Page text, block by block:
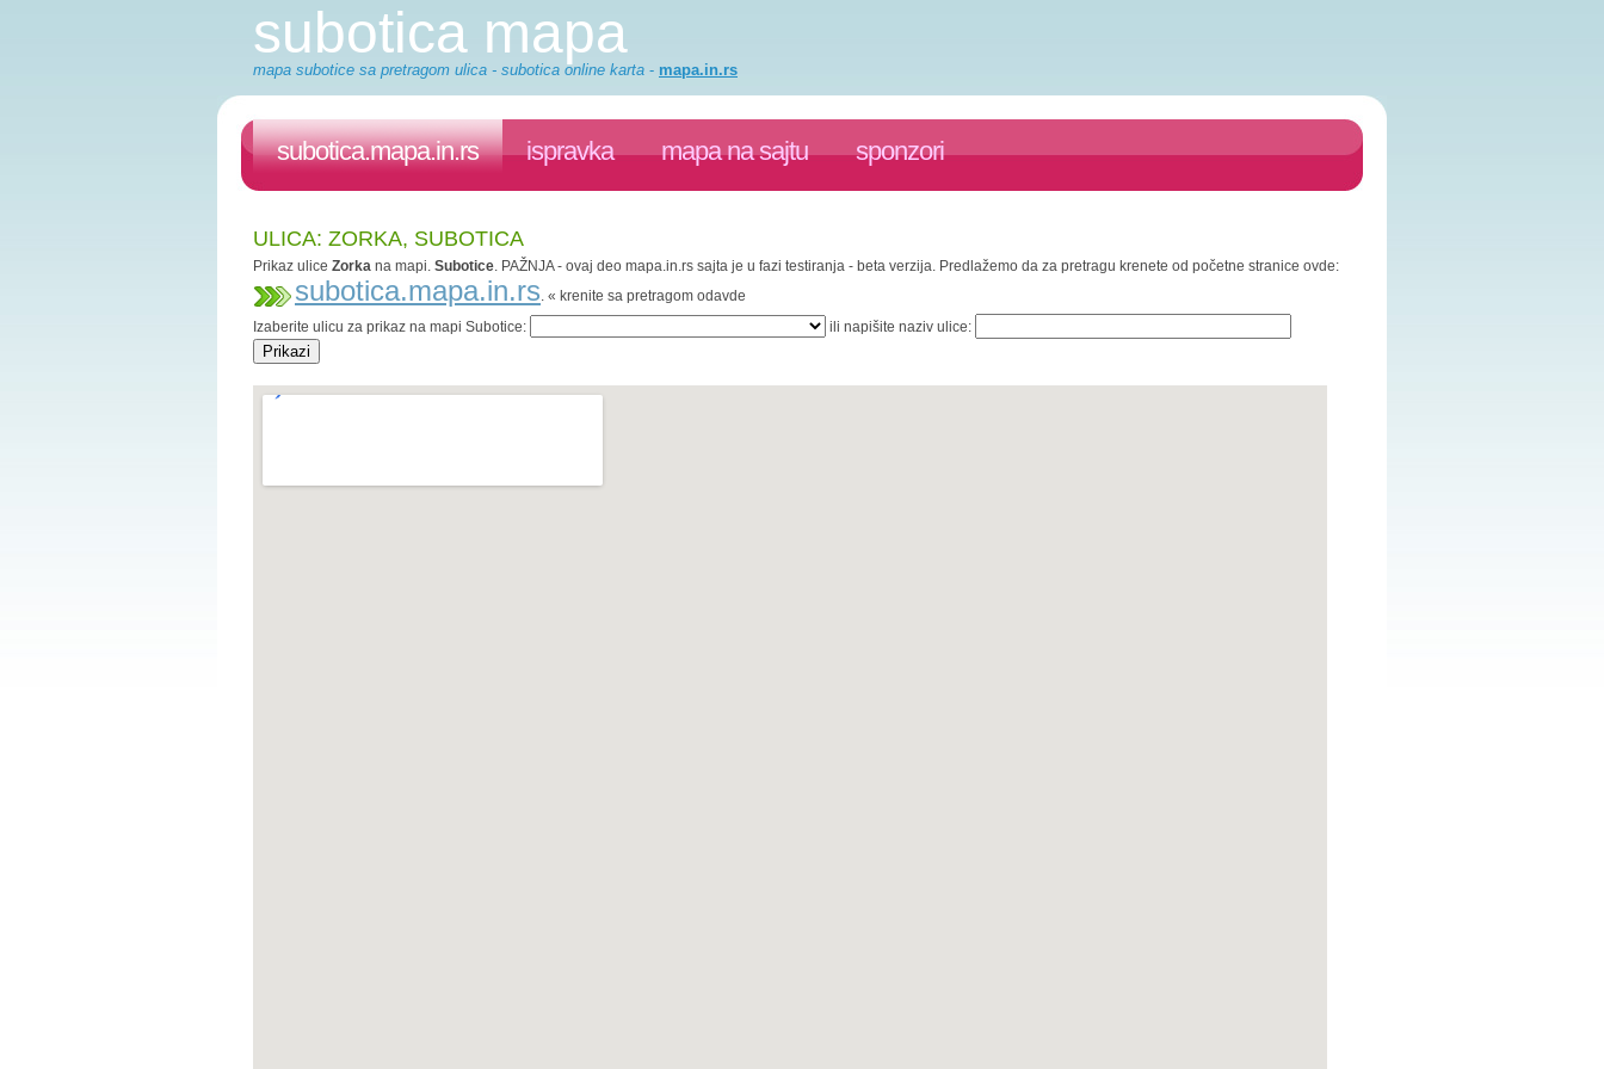
subotica mapa
mapa subotice sa pretragom ulica - subotica online karta - mapa.in.rs
subotica.mapa.in.rs ispravka mapa na sajtu sponzori
ULICA: ZORKA, SUBOTICA
Prikaz ulice Zorka na mapi. Subotice. PAŽNJA - ovaj deo mapa.in.rs sajta je u fazi testiranja - beta verzija. Predlažemo da za pretragu krenete od početne stranice ovde:
subotica.mapa.in.rs. « krenite sa pretragom odavde
Izaberite ulicu za prikaz na mapi Subotice:
ili napišite naziv ulice: